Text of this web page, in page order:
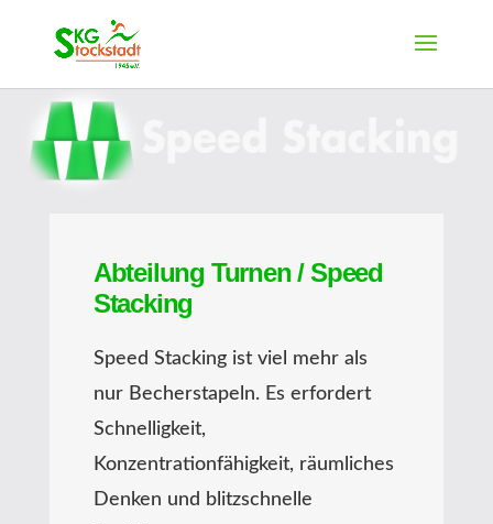
Abteilung Turnen / Speed
Stacking
Speed Stacking ist viel mehr als
nur Becherstapeln. Es erfordert
Schnelligkeit,
Konzentrationfähigkeit, räumliches
Denken und blitzschnelle